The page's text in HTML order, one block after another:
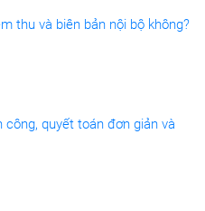
thu và biên bản nội bộ không?
quyết toán đơn giản và